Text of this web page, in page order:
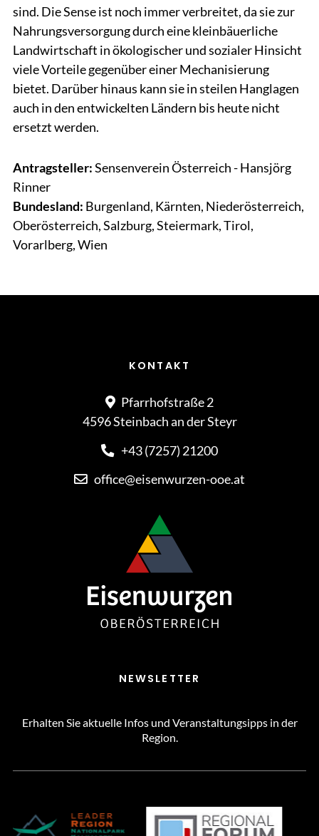
sind. Die Sense ist noch immer verbreitet, da sie zur
Nahrungsversorgung durch eine kleinbäuerliche
Landwirtschaft in ökologischer und sozialer Hinsicht
viele Vorteile gegenüber einer Mechanisierung
bietet. Darüber hinaus kann sie in steilen Hanglagen
auch in den entwickelten Ländern bis heute nicht
ersetzt werden.
Antragsteller:Sensenverein Österreich - Hansjörg
Rinner
Bundesland: Burgenland, Kärnten, Niederösterreich,
Oberösterreich, Salzburg, Steiermark, Tirol,
Vorarlberg, Wien
KONTAKT
Pfarrhofstraße 2
4596 Steinbach an der Steyr
+43 (7257) 21200
office@eisenwurzen-ooe.at
NEWSLETTER
Erhalten Sie aktuelle Infos und Veranstaltungsipps in der
Region.